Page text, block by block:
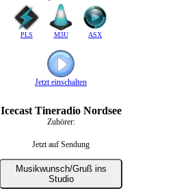
PLS M3U ASX
Jetzt einschalten
Icecast Tineradio Nordsee
Zuhörer:
Jetzt auf Sendung
Musikwunsch/Gruß ins
Studio